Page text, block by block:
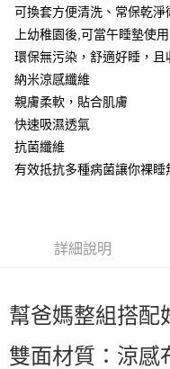
台新國際商業銀行
台灣樂天信用卡公司
元大商業銀行
玉山商業銀行
台新國際商業銀行
台灣樂天信用卡公司
ATM付款
運送方式
非床墊商品，一般宅配
每筆NT$150，滿
付款後門市自取(待系統通知
每筆NT$150，滿
可換套方便清洗、常保乾淨
上幼稚園後,可當午睡墊使用
環保無污染，舒適好睡，且
納米涼感纖維
親膚柔軟，貼合肌膚
快速吸濕透氣
抗菌纖維
有效抵抗多種病菌讓你裸睡
詳細說明
幫爸媽整組搭配
雙面材質：涼感